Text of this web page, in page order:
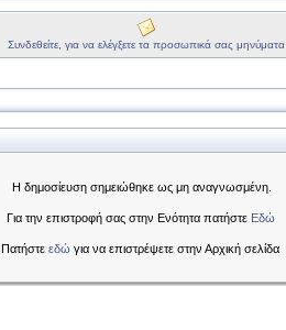
Συνδεθείτε, για να ελέγξετε τα προσωπικά σας μηνύματα
Η δημοσίευση σημειώθηκε ως μη αναγνωσμένη.
Για την επιστροφή σας στην Ενότητα πατήστε Εδώ
Πατήστε εδώ για να επιστρέψετε στην Αρχική σελίδα